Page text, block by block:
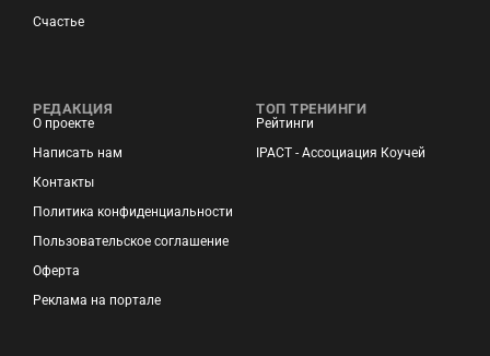
Счастье
РЕДАКЦИЯ
О проекте
Написать нам
Контакты
Политика конфиденциальности
Пользовательское соглашение
Оферта
Реклама на портале
ТОП ТРЕНИНГИ
Рейтинги
IPACT - Ассоциация Коучей